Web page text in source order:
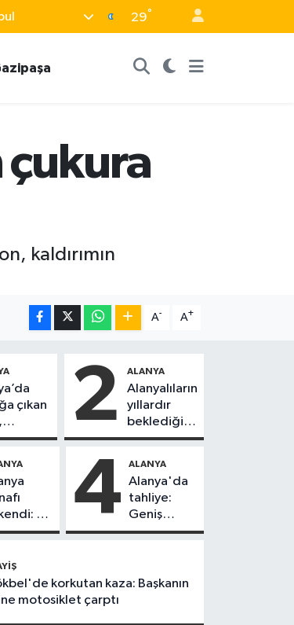
29°
çukura
kaldırımın
A- A+
çıkan
2 ALANYA
Alanyalıların
yıllardır
beklediği
yol askıdan
1
150
4 ALANYA
Alanya'da
tahliye:
Geniş
güvenlik
korkutan kaza: Başkanın
motosiklet çarptı